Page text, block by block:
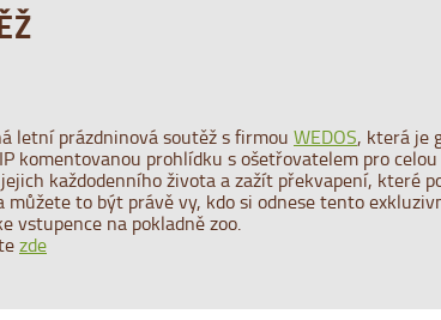
letní prázdninová soutěž s firmou WEDOS, která je
komentovanou prohlídku s ošetřovatelem pro
každodenního života a zažít překvapení, které
můžete to být právě vy, kdo si odnese tento
vstupence na pokladně zoo.
zde